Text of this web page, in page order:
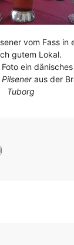
vom Fass in
gutem Lokal.
ein
aus der
Tuborg